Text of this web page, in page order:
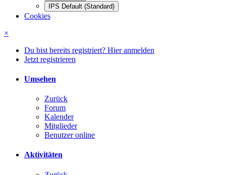
IPS Default (Standard)
Cookies
×
Du bist bereits registriert? Hier anmelden
Jetzt registrieren
Umsehen
Zurück
Forum
Kalender
Mitglieder
Benutzer online
Aktivitäten